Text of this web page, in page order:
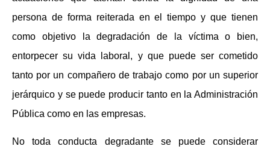
persona de forma reiterada en el tiempo y que tienen
como objetivo la degradación de la víctima o bien,
entorpecer su vida laboral, y que puede ser cometido
tanto por un compañero de trabajo como por un superior
jerárquico y se puede producir tanto en la Administración
Pública como en las empresas.
No toda conducta degradante se puede considerar